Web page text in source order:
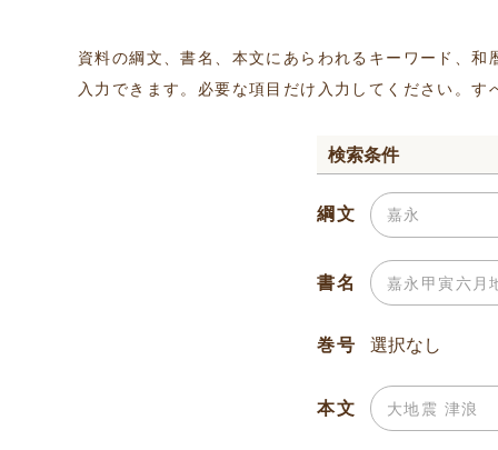
資料の綱文、書名、本文にあらわれるキーワード、
入力できます。必要な項目だけ入力してください。
検索条件
綱文
書名
巻号
本文